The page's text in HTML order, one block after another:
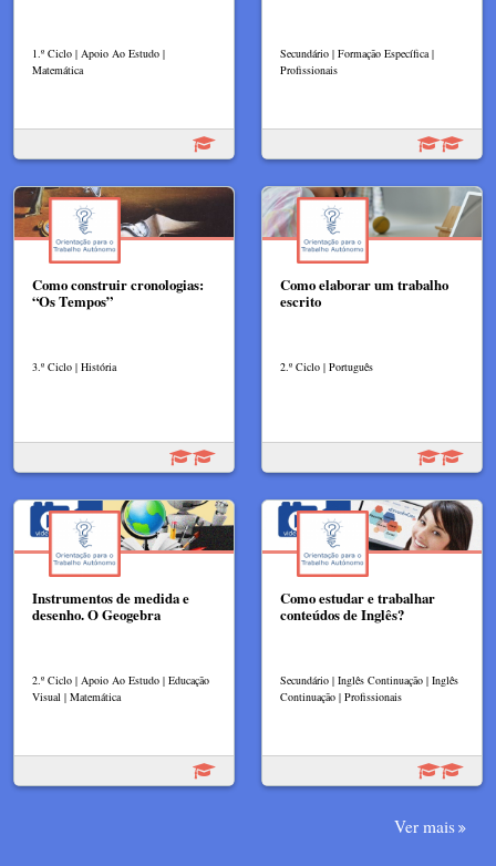
1.º Ciclo | Apoio Ao Estudo |
Matemática
Secundário | Formação Específica |
Profissionais
Como construir cronologias:
“Os Tempos”
3.º Ciclo | História
Como elaborar um trabalho
escrito
2.º Ciclo | Português
Instrumentos de medida e
desenho. O Geogebra
2.º Ciclo | Apoio Ao Estudo | Educação
Visual | Matemática
Como estudar e trabalhar
conteúdos de Inglês?
Secundário | Inglês Continuação | Inglês
Continuação | Profissionais
Ver mais